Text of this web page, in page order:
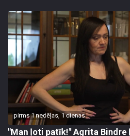
pirms 1 nedēļas, 1 dienas
"Man ļoti patīk!" Agrita Bindre